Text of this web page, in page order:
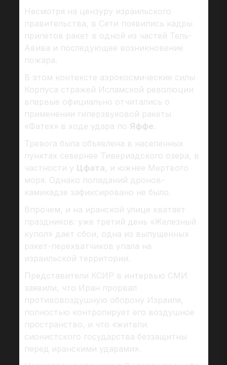
Несмотря на цензуру израильского
правительства, в Сети появились кадры
прилетов ракет в одной из частей Тель-
Авива и последующее возникновение
пожара.
В этом контексте аэрокосмические силы
Корпуса стражей Исламской революции
впервые официально отчитались о
применении гиперзвуковой ракеты
«Фатех» в ходе удара по Яффе.
Тревога была объявлена в населенных
пунктах севернее Тивериадского озера, в
частности у Цфата, и южнее Мертвого
моря. Однако попаданий дронов-
камикадзе зафиксировано не было.
Впрочем, и на иранской улице хватает
праздников: уже третий день «Железный
купол» дает сбои, одна из выпущенных
ракет-перехватчиков упала на
израильской территории.
Представители КСИР в интервью СМИ
заявили, что Иран прорвал
противовоздушную оборону Израиля,
полностью контролирует его воздушное
пространство, и что «жители
сионистского государства беззащитны
перед иранскими ударами».